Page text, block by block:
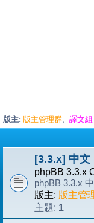
版主: 版主管理群、 譯文組
[3.3.x] 中文
phpBB 3.3.x
phpBB 3.3.x
版主: 版主管
主題: 1